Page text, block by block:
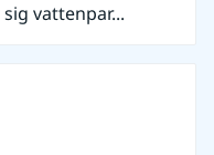
vattenpar...